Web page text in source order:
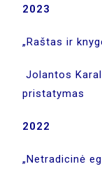
2023
„Raštas ir
Jolantos
pristatymas
2022
„Netradicinė